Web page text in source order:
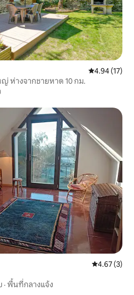
คะแนนเฉลี่ย
4.94 (17)
ห่างจากชายหาด 10 กม.
คะแนนเฉลี่ย
4.67 (3)
· พื้นที่กลางแจ้ง